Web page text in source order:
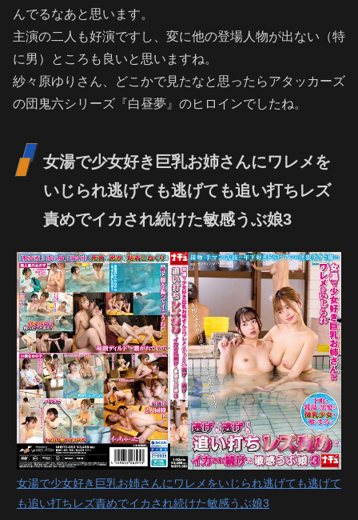
んでるなあと思います。
主演の二人も好演ですし、変に他の登場人物が出ない（特
に男）ところも良いと思いますね。
紗々原ゆりさん、どこかで見たなと思ったらアタッカーズ
の団鬼六シリーズ『白昼夢』のヒロインでしたね。
女湯で少女好き巨乳お姉さんにワレメを
いじられ逃げても逃げても追い打ちレズ
責めでイカされ続けた敏感うぶ娘3
女湯で少女好き巨乳お姉さんにワレメをいじられ逃げても逃げて
も追い打ちレズ責めでイカされ続けた敏感うぶ娘3